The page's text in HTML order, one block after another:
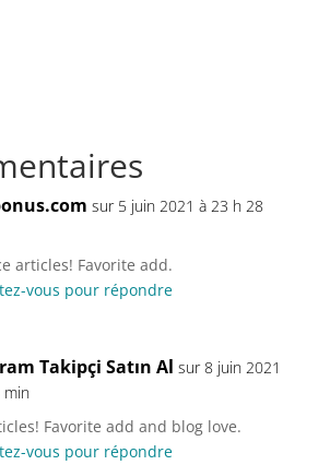
sur 5 juin 2021 à 23 h 28
articles! Favorite add.
vous pour répondre
Takipçi Satın Al sur 8 juin 2021
min
Favorite add and blog love.
vous pour répondre